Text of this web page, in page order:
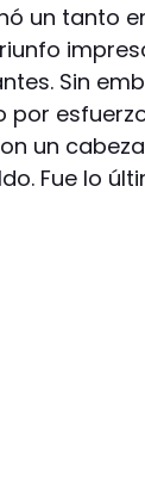
un tanto
Sin
un
Fue lo